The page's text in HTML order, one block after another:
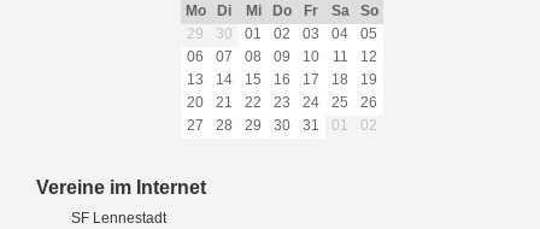
Mo
Di Mi Do Fr Sa
So
29
30 01 02 03 04
05
06
07 08 09 10 11
12
13
14 15 16 17 18
19
20
21 22 23 24 25
26
27
28 29 30 31 01 02
Vereine im Internet
SF Lennestadt